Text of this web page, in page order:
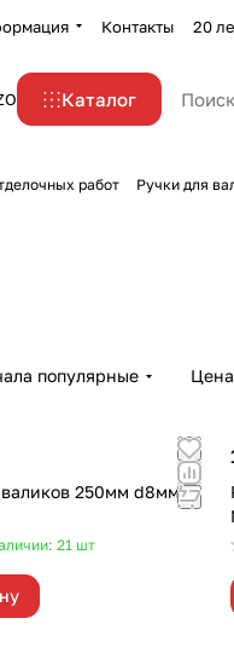
Контакты 20
Каталог
работ Ручки для
популярные Цена
валиков 250мм d8мм
21 шт